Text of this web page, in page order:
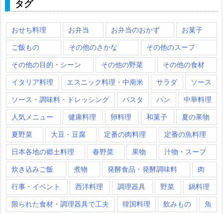
タグ
おせち料理 お弁当 お弁当のおかず お菓子
ご飯もの その他のさかな その他のスープ
その他の目的・シーン その他の野菜 その他の食材
イタリア料理 エスニック料理・中南米 サラダ ソース
ソース・調味料・ドレッシング パスタ パン 中華料理
人気メニュー 健康料理 卵料理 和菓子 夏の果物
夏野菜 大豆・豆腐 定番の肉料理 定番の魚料理
日本各地の郷土料理 春野菜 果物 汁物・スープ
炊き込みご飯 煮物 発酵食品・発酵調味料 肉
行事・イベント 西洋料理 調理器具 野菜 鍋料理
限られた食材・調理器具で工夫 韓国料理 飲みもの 魚